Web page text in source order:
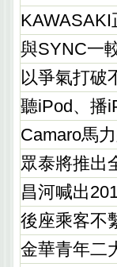
KAWASAKI
與SYNC一
以爭氣打破
聽iPod、播
Camaro馬
眾泰將推出
昌河喊出
後座乘客不
金華青年二